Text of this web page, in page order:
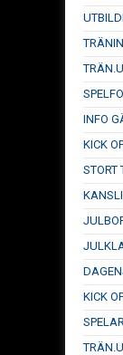
INFO
KICK
STORT
KICK